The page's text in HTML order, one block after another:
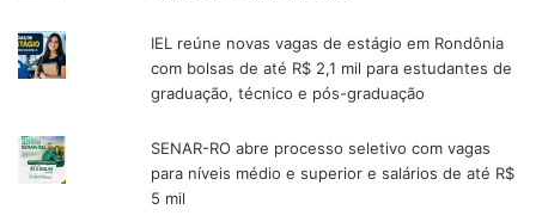
IEL reúne novas vagas de estágio em Rondônia
com bolsas de até R$ 2,1 mil para estudantes de
graduação, técnico e pós-graduação
SENAR-RO abre processo seletivo com vagas
para níveis médio e superior e salários de até R$
5 mil